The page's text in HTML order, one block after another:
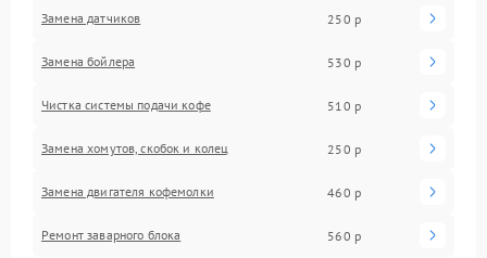
Замена датчиков 250 р
Замена бойлера 530 р
Чистка системы подачи кофе 510 р
Замена хомутов, скобок и колец 250 р
Замена двигателя кофемолки 460 р
Ремонт заварного блока 560 р